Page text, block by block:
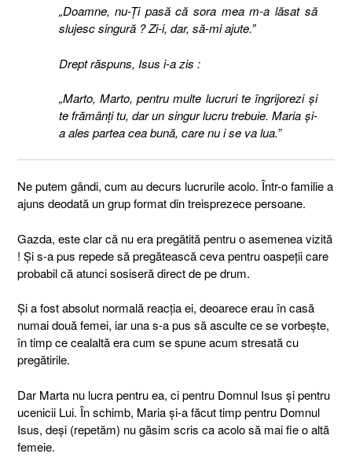
„Doamne, nu-Ţi pasă că sora mea m-a lăsat să
slujesc singură ? Zi-i, dar, să-mi ajute.”
Drept răspuns, Isus i-a zis :
„Marto, Marto, pentru multe lucruri te îngrijorezi şi
te frămânţi tu, dar un singur lucru trebuie. Maria şi-
a ales partea cea bună, care nu i se va lua.”
Ne putem gândi, cum au decurs lucrurile acolo. Într-o familie a
ajuns deodată un grup format din treisprezece persoane.
Gazda, este clar că nu era pregătită pentru o asemenea vizită
! Și s-a pus repede să pregătească ceva pentru oaspeții care
probabil că atunci sosiseră direct de pe drum.
Și a fost absolut normală reacția ei, deoarece erau în casă
numai două femei, iar una s-a pus să asculte ce se vorbește,
în timp ce cealaltă era cum se spune acum stresată cu
pregătirile.
Dar Marta nu lucra pentru ea, ci pentru Domnul Isus și pentru
ucenicii Lui. În schimb, Maria și-a făcut timp pentru Domnul
Isus, deși (repetăm) nu găsim scris ca acolo să mai fie o altă
femeie.